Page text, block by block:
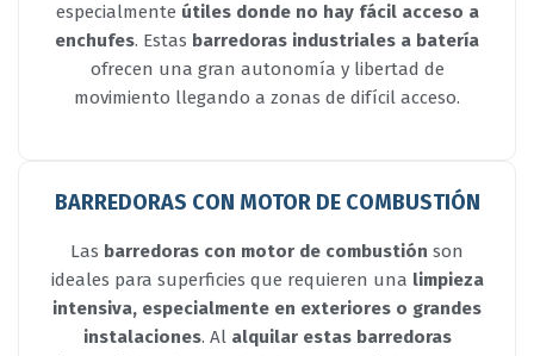
especialmente útiles donde no hay fácil acceso a
enchufes. Estas barredoras industriales a batería
ofrecen una gran autonomía y libertad de
movimiento llegando a zonas de difícil acceso.
BARREDORAS CON MOTOR DE COMBUSTIÓN
Las barredoras con motor de combustión son
ideales para superficies que requieren una limpieza
intensiva, especialmente en exteriores o grandes
instalaciones. Al alquilar estas barredoras